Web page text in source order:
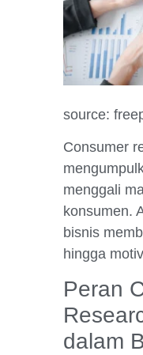
source:
Consumer
menggali
konsumen.
bisnis
hingga
Peran
dalam